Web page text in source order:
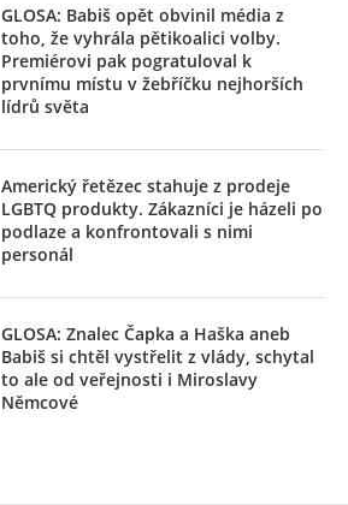
GLOSA: Babiš opět obvinil média z
toho, že vyhrála pětikoalici volby.
Premiérovi pak pogratuloval k
prvnímu místu v žebříčku nejhorších
lídrů světa
Americký řetězec stahuje z prodeje
LGBTQ produkty. Zákazníci je házeli po
podlaze a konfrontovali s nimi
personál
GLOSA: Znalec Čapka a Haška aneb
Babiš si chtěl vystřelit z vlády, schytal
to ale od veřejnosti i Miroslavy
Němcové